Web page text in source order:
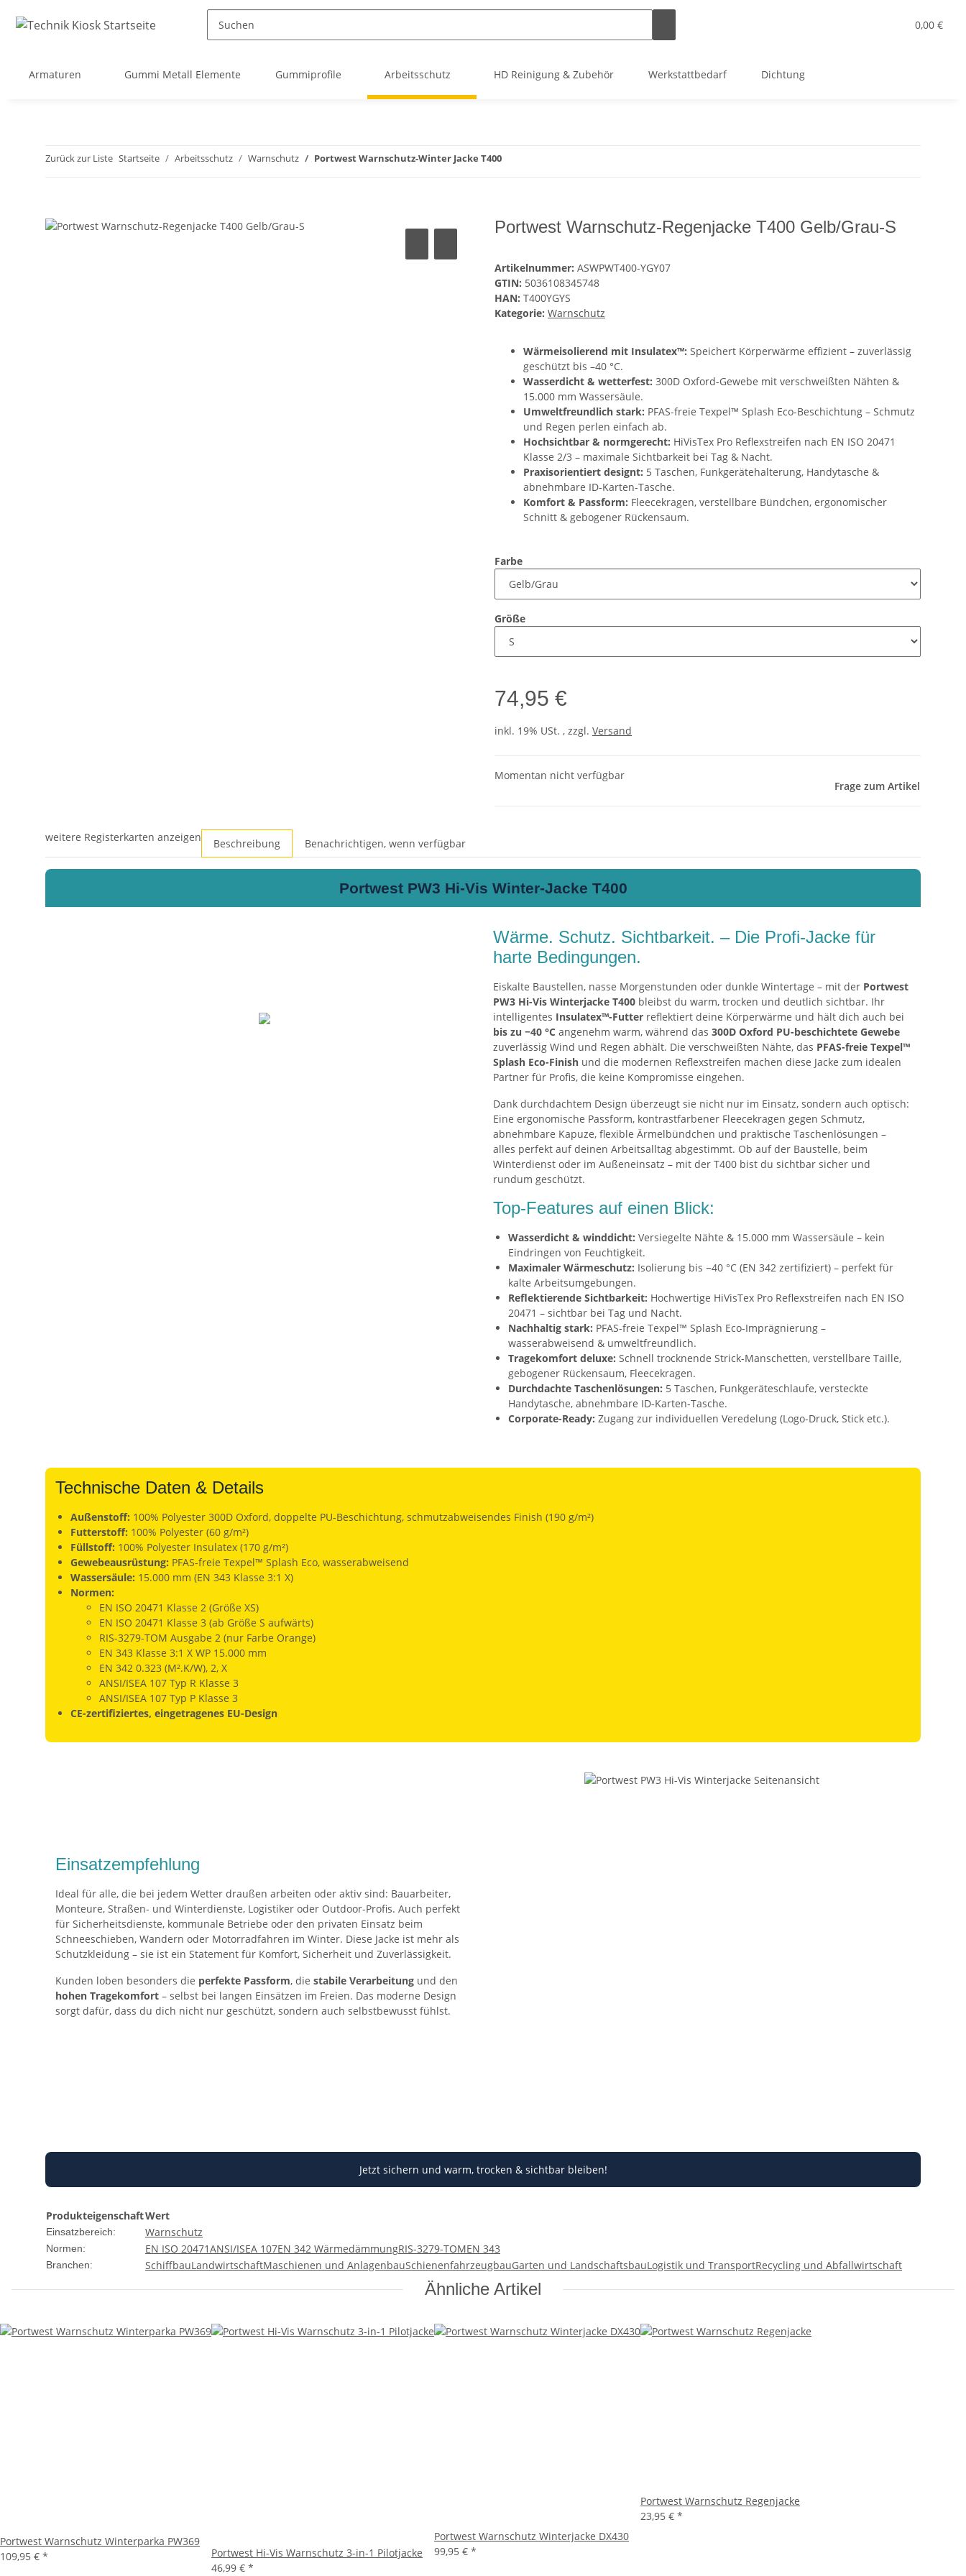
0,00 €
Armaturen Gummi Metall Elemente Gummiprofile Arbeitsschutz HD Reinigung & Zubehör Werkstattbedarf Dichtung
Zurück zur Liste Startseite Arbeitsschutz Warnschutz Portwest Warnschutz-Winter Jacke T400
Portwest Warnschutz-Regenjacke T400 Gelb/Grau-S
Artikelnummer: ASWPWT400-YGY07
GTIN: 5036108345748
HAN: T400YGYS
Kategorie: Warnschutz
Wärmeisolierend mit Insulatex™: Speichert Körperwärme effizient – zuverlässig
geschützt bis –40 °C.
Wasserdicht & wetterfest: 300D Oxford-Gewebe mit verschweißten Nähten &
15.000 mm Wassersäule.
Umweltfreundlich stark: PFAS-freie Texpel™ Splash Eco-Beschichtung – Schmutz
und Regen perlen einfach ab.
Hochsichtbar & normgerecht: HiVisTex Pro Reflexstreifen nach EN ISO 20471
Klasse 2/3 – maximale Sichtbarkeit bei Tag & Nacht.
Praxisorientiert designt: 5 Taschen, Funkgerätehalterung, Handytasche &
abnehmbare ID-Karten-Tasche.
Komfort & Passform: Fleecekragen, verstellbare Bündchen, ergonomischer
Schnitt & gebogener Rückensaum.
Farbe
Größe
74,95 €
inkl. 19% USt. , zzgl. Versand
Momentan nicht verfügbar
Frage zum Artikel
weitere Registerkarten anzeigen Beschreibung Benachrichtigen, wenn verfügbar
Portwest PW3 Hi-Vis Winter-Jacke T400
Wärme. Schutz. Sichtbarkeit. – Die Profi-Jacke für
harte Bedingungen.
Eiskalte Baustellen, nasse Morgenstunden oder dunkle Wintertage – mit der Portwest
PW3 Hi-Vis Winterjacke T400 bleibst du warm, trocken und deutlich sichtbar. Ihr
intelligentes Insulatex™-Futter reflektiert deine Körperwärme und hält dich auch bei
bis zu −40 °C angenehm warm, während das 300D Oxford PU-beschichtete Gewebe
zuverlässig Wind und Regen abhält. Die verschweißten Nähte, das PFAS-freie Texpel™
Splash Eco-Finish und die modernen Reflexstreifen machen diese Jacke zum idealen
Partner für Profis, die keine Kompromisse eingehen.
Dank durchdachtem Design überzeugt sie nicht nur im Einsatz, sondern auch optisch:
Eine ergonomische Passform, kontrastfarbener Fleecekragen gegen Schmutz,
abnehmbare Kapuze, flexible Ärmelbündchen und praktische Taschenlösungen –
alles perfekt auf deinen Arbeitsalltag abgestimmt. Ob auf der Baustelle, beim
Winterdienst oder im Außeneinsatz – mit der T400 bist du sichtbar sicher und
rundum geschützt.
Top-Features auf einen Blick:
Wasserdicht & winddicht: Versiegelte Nähte & 15.000 mm Wassersäule – kein
Eindringen von Feuchtigkeit.
Maximaler Wärmeschutz: Isolierung bis −40 °C (EN 342 zertifiziert) – perfekt für
kalte Arbeitsumgebungen.
Reflektierende Sichtbarkeit: Hochwertige HiVisTex Pro Reflexstreifen nach EN ISO
20471 – sichtbar bei Tag und Nacht.
Nachhaltig stark: PFAS-freie Texpel™ Splash Eco-Imprägnierung –
wasserabweisend & umweltfreundlich.
Tragekomfort deluxe: Schnell trocknende Strick-Manschetten, verstellbare Taille,
gebogener Rückensaum, Fleecekragen.
Durchdachte Taschenlösungen: 5 Taschen, Funkgeräteschlaufe, versteckte
Handytasche, abnehmbare ID-Karten-Tasche.
Corporate-Ready: Zugang zur individuellen Veredelung (Logo-Druck, Stick etc.).
Technische Daten & Details
Außenstoff: 100% Polyester 300D Oxford, doppelte PU-Beschichtung, schmutzabweisendes Finish (190 g/m²)
Futterstoff: 100% Polyester (60 g/m²)
Füllstoff: 100% Polyester Insulatex (170 g/m²)
Gewebeausrüstung: PFAS-freie Texpel™ Splash Eco, wasserabweisend
Wassersäule: 15.000 mm (EN 343 Klasse 3:1 X)
Normen:
EN ISO 20471 Klasse 2 (Größe XS)
EN ISO 20471 Klasse 3 (ab Größe S aufwärts)
RIS-3279-TOM Ausgabe 2 (nur Farbe Orange)
EN 343 Klasse 3:1 X WP 15.000 mm
EN 342 0.323 (M².K/W), 2, X
ANSI/ISEA 107 Typ R Klasse 3
ANSI/ISEA 107 Typ P Klasse 3
CE-zertifiziertes, eingetragenes EU-Design
Einsatzempfehlung
Ideal für alle, die bei jedem Wetter draußen arbeiten oder aktiv sind: Bauarbeiter,
Monteure, Straßen- und Winterdienste, Logistiker oder Outdoor-Profis. Auch perfekt
für Sicherheitsdienste, kommunale Betriebe oder den privaten Einsatz beim
Schneeschieben, Wandern oder Motorradfahren im Winter. Diese Jacke ist mehr als
Schutzkleidung – sie ist ein Statement für Komfort, Sicherheit und Zuverlässigkeit.
Kunden loben besonders die perfekte Passform, die stabile Verarbeitung und den
hohen Tragekomfort – selbst bei langen Einsätzen im Freien. Das moderne Design
sorgt dafür, dass du dich nicht nur geschützt, sondern auch selbstbewusst fühlst.
Jetzt sichern und warm, trocken & sichtbar bleiben!
ProdukteigenschaftWert
Einsatzbereich: Warnschutz
Normen: EN ISO 20471ANSI/ISEA 107EN 342 WärmedämmungRIS-3279-TOMEN 343
Branchen: SchiffbauLandwirtschaftMaschienen und AnlagenbauSchienenfahrzeugbauGarten und LandschaftsbauLogistik und TransportRecycling und Abfallwirtschaft
Ähnliche Artikel
Portwest Warnschutz Winterparka PW369
109,95 € *
Portwest Hi-Vis Warnschutz 3-in-1 Pilotjacke
46,99 € *
Portwest Warnschutz Winterjacke DX430
99,95 € *
Portwest Warnschutz Regenjacke
23,95 € *